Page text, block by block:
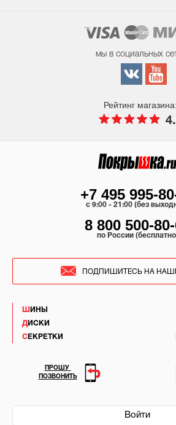
мы в социальных
Рейтинг магазина:
ШИНЫ
ДИСКИ
СЕКРЕТКИ
Войти
+7 495 995-
c 9:00 - 21:00 (без
8 800 500-
по России
ПОДПИШИТЕСЬ НА
ПРОШУ
ПОЗВОНИТЬ